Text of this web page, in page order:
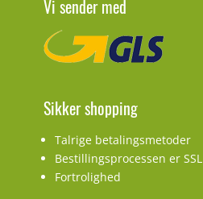
Vi sender med
Sikker shopping
Talrige betalingsmetoder
Bestillingsprocessen er SSL
Fortrolighed